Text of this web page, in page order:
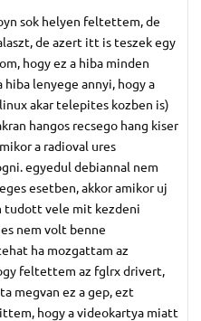
sok helyen feltettem, de
de azert itt is teszek egy
hogy ez a hiba minden
lenyege annyi, hogy a
akar telepites kozben is)
hangos recsego hang kiser
a radioval ures
egyedul debiannal nem
esetben, akkor amikor uj
tudott vele mit kezdeni
nem volt benne
ha mozgattam az
feltettem az fglrx drivert,
megvan ez a gep, ezt
hogy a videokartya miatt